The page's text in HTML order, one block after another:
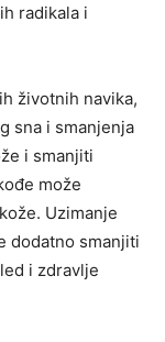
radikala i
životnih navika,
sna i smanjenja
i smanjiti
može
Uzimanje
dodatno smanjiti
i zdravlje